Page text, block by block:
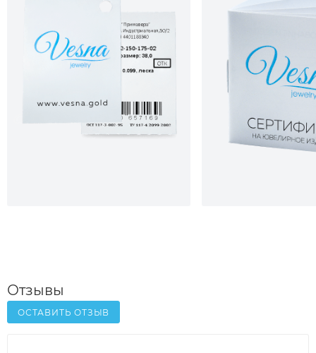
Отзывы
ОСТАВИТЬ ОТЗЫВ